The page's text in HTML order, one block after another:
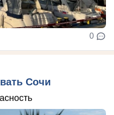
0
Сочи